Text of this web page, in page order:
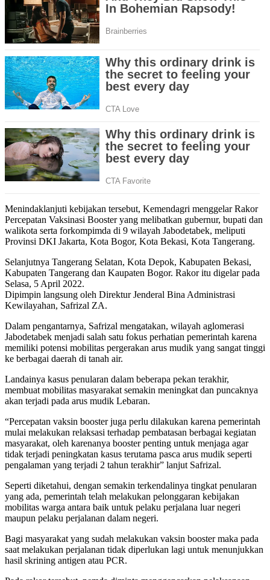
Menindaklanjuti kebijakan tersebut, Kemendagri menggelar Rakor
Percepatan Vaksinasi Booster yang melibatkan gubernur, bupati dan
walikota serta forkompimda di 9 wilayah Jabodetabek, meliputi
Provinsi DKI Jakarta, Kota Bogor, Kota Bekasi, Kota Tangerang.
Selanjutnya Tangerang Selatan, Kota Depok, Kabupaten Bekasi,
Kabupaten Tangerang dan Kaupaten Bogor. Rakor itu digelar pada
Selasa, 5 April 2022.
Dipimpin langsung oleh Direktur Jenderal Bina Administrasi
Kewilayahan, Safrizal ZA.
Dalam pengantarnya, Safrizal mengatakan, wilayah aglomerasi
Jabodetabek menjadi salah satu fokus perhatian pemerintah karena
memiliki potensi mobilitas pergerakan arus mudik yang sangat tinggi
ke berbagai daerah di tanah air.
Landainya kasus penularan dalam beberapa pekan terakhir,
membuat mobilitas masyarakat semakin meningkat dan puncaknya
akan terjadi pada arus mudik Lebaran.
“Percepatan vaksin booster juga perlu dilakukan karena pemerintah
mulai melakukan relaksasi terhadap pembatasan berbagai kegiatan
masyarakat, oleh karenanya booster penting untuk menjaga agar
tidak terjadi peningkatan kasus terutama pasca arus mudik seperti
pengalaman yang terjadi 2 tahun terakhir” lanjut Safrizal.
Seperti diketahui, dengan semakin terkendalinya tingkat penularan
yang ada, pemerintah telah melakukan pelonggaran kebijakan
mobilitas warga antara baik untuk pelaku perjalana luar negeri
maupun pelaku perjalanan dalam negeri.
Bagi masyarakat yang sudah melakukan vaksin booster maka pada
saat melakukan perjalanan tidak diperlukan lagi untuk menunjukkan
hasil skrining antigen atau PCR.